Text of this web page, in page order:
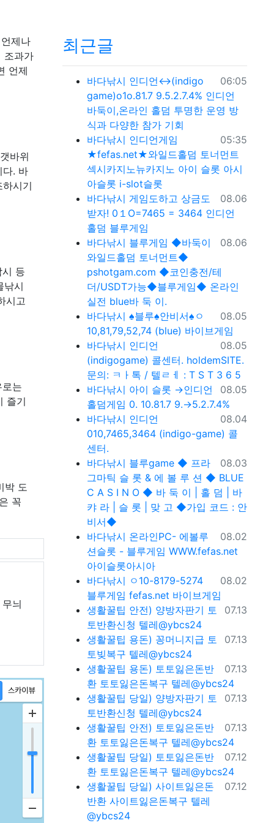
제나
조과가
언제
바위
다. 바
시기
등
낚시
시고
는
즐기
박 도
꼭
늬
최근글
등록일
06:05
바다낚시 인디언↔(indigo
game)o1o.81.7 9.5.2.7.4% 인디언
바둑이,온라인 홀덤 투명한 운영 방
식과 다양한 참가 기회
등록일
05:35
바다낚시 인디언게임
★fefas.net★와일드홀덤 토너먼트
섹­시카­지노뉴카­지노 아이 슬롯 아시
아슬­롯 i-slot슬­롯
등록일
08.06
바다낚시 게임도하고 상금도
받자! 0１O=7465 = 3464 인디언
홀덤 블루게임
등록일
08.06
바다낚시 블루게임 ◆바둑이
와일드홀덤 토너먼트◆
pshotgam.com ◆코인충전/테
더/USDT가능◆블루게임◆ 온라인
실전 blue바 둑 이.
등록일
08.05
바다낚시 ♠블루♠안비서♠ㅇ
10,81,79,52,74 (blue) 바이브게임
등록일
08.05
바다낚시 인디언
(indigogame) 콜센터. holdemSITE.
문의: ㅋㅏ톡 / 텔ㄹㅔ : T S T 3 6 5
등록일
08.05
바다낚시 아이 슬롯 →인디언
홀덤게임 0. 10.81.7 9.→5.2.7.4%
등록일
08.04
바다낚시 인디언
010,7465,3464 (indigo-game) 콜
센터.
등록일
08.03
바다낚시 블루game ◆ 프라
그마틱 슬 롯 & 에 볼 루 션 ◆ BLUE
C A S I N O ◆ 바 둑 이 | 홀 덤 | 바
캬 라 | 슬 롯 | 맞 고 ◆가입 코드 : 안
비서◆
등록일
08.02
바다낚시 온라인PC- 에볼루
션슬롯 - 블루게임 WWW.fefas.net
아이슬롯아시아
등록일
08.02
바다낚시 ㅇ10-8179-5274
블루게임 fefas.net 바이브게임
등록일
07.13
생활꿀팁 안전) 양방자판기 토
토반환신청 텔레@ybcs24
등록일
07.13
생활꿀팁 용돈) 꽁머니지급 토
토빚복구 텔레@ybcs24
등록일
07.13
생활꿀팁 용돈) 토토잃은돈반
환 토토잃은돈복구 텔레@ybcs24
등록일
07.13
생활꿀팁 당일) 양방자판기 토
토반환신청 텔레@ybcs24
등록일
07.13
생활꿀팁 안전) 토토잃은돈반
환 토토잃은돈복구 텔레@ybcs24
등록일
07.12
생활꿀팁 당일) 토토잃은돈반
환 토토잃은돈복구 텔레@ybcs24
등록일
07.12
생활꿀팁 당일) 사이트잃은돈
반환 사이트잃은돈복구 텔레
@ybcs24